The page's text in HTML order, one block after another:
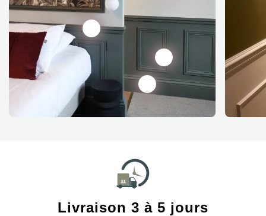
Livraison 3 à 5 jours